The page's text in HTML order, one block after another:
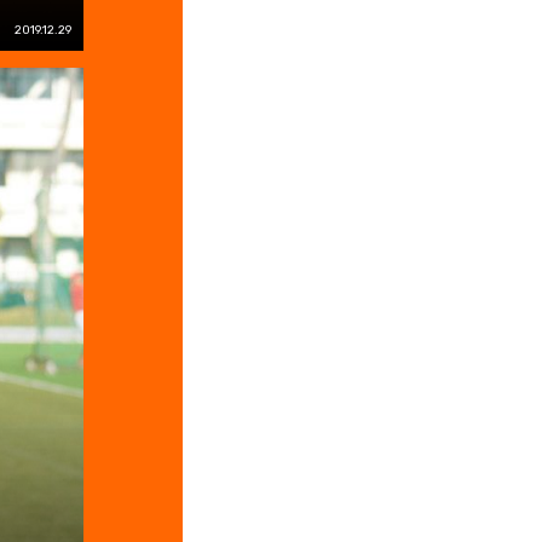
2019.12.29